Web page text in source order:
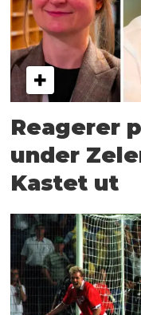
Reagerer
under
Kastet ut